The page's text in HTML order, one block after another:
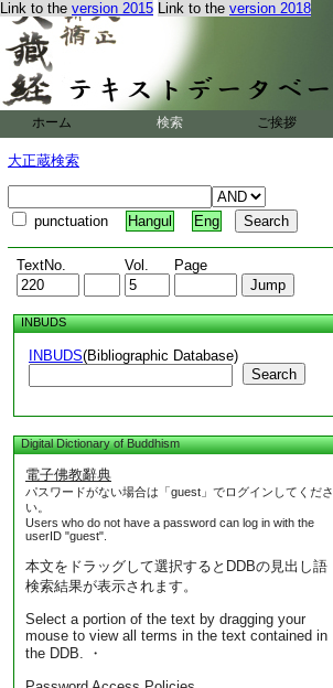
Link to the version 2015 Link to the version 2018
ホーム 検索 ご挨拶
大正蔵検索
punctuation Hangul Eng
TextNo. Vol. Page
INBUDS
INBUDS(Bibliographic Database)
Search
Digital Dictionary of Buddhism
電子佛教辭典
パスワードがない場合は「guest」でログインしてくださ
い。
Users who do not have a password can log in with the
userID "guest".
本文をドラッグして選択するとDDBの見出し語
検索結果が表示されます。
Select a portion of the text by dragging your
mouse to view all terms in the text contained in
the DDB. ・